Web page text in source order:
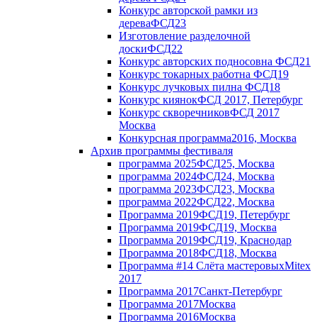
Конкурс авторской рамки из
дереваФСД23
Изготовление разделочной
доскиФСД22
Конкурс авторских подносовна ФСД21
Конкурс токарных работна ФСД19
Конкурс лучковых пилна ФСД18
Конкурс киянокФСД 2017, Петербург
Конкурс скворечниковФСД 2017
Москва
Конкурсная программа2016, Москва
Архив программы фестиваля
программа 2025ФСД25, Москва
программа 2024ФСД24, Москва
программа 2023ФСД23, Москва
программа 2022ФСД22, Москва
Программа 2019ФСД19, Петербург
Программа 2019ФСД19, Москва
Программа 2019ФСД19, Краснодар
Программа 2018ФСД18, Москва
Программа #14 Слёта мастеровыхMitex
2017
Программа 2017Санкт-Петербург
Программа 2017Москва
Программа 2016Москва